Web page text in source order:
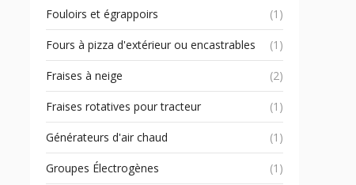
Fouloirs et égrappoirs (1)
Fours à pizza d'extérieur ou encastrables (1)
Fraises à neige (2)
Fraises rotatives pour tracteur (1)
Générateurs d'air chaud (1)
Groupes Électrogènes (1)